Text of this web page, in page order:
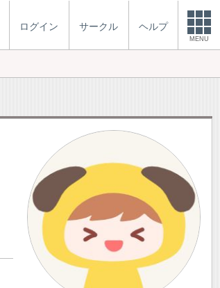
ログイン サークル ヘルプ
MENU